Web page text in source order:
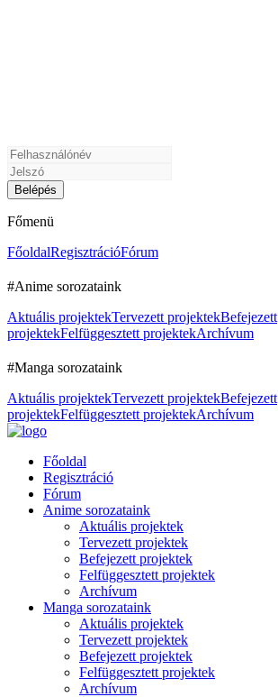
Főmenü
FőoldalRegisztrációFórum
#Anime sorozataink
Aktuális projektekTervezett projektekBefejezett
projektekFelfüggesztett projektekArchívum
#Manga sorozataink
Aktuális projektekTervezett projektekBefejezett
projektekFelfüggesztett projektekArchívum
Főoldal
Regisztráció
Fórum
Anime sorozataink
Aktuális projektek
Tervezett projektek
Befejezett projektek
Felfüggesztett projektek
Archívum
Manga sorozataink
Aktuális projektek
Tervezett projektek
Befejezett projektek
Felfüggesztett projektek
Archívum